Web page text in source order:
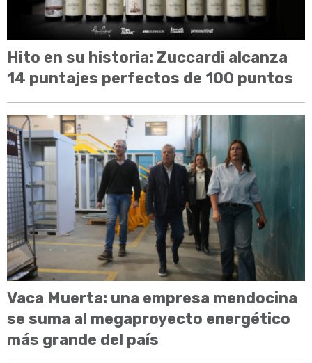
Hito en su historia: Zuccardi alcanza
14 puntajes perfectos de 100 puntos
Vaca Muerta: una empresa mendocina
se suma al megaproyecto energético
más grande del país